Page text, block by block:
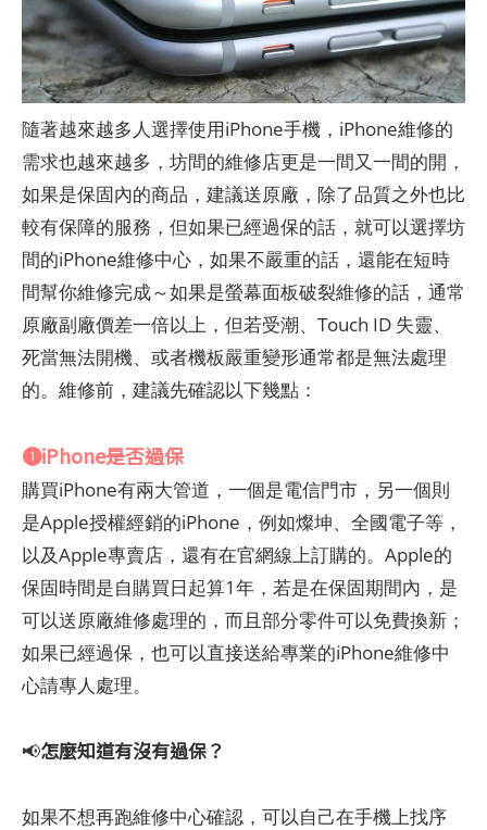
隨著越來越多人選擇使用iPhone手機，iPhone維修的
需求也越來越多，坊間的維修店更是一間又一間的開，
如果是保固內的商品，建議送原廠，除了品質之外也比
較有保障的服務，但如果已經過保的話，就可以選擇坊
間的iPhone維修中心，如果不嚴重的話，還能在短時
間幫你維修完成～如果是螢幕面板破裂維修的話，通常
原廠副廠價差一倍以上，但若受潮、Touch ID 失靈、
死當無法開機、或者機板嚴重變形通常都是無法處理
的。維修前，建議先確認以下幾點：
❶iPhone是否過保
購買iPhone有兩大管道，一個是電信門市，另一個則
是Apple授權經銷的iPhone，例如燦坤、全國電子等，
以及Apple專賣店，還有在官網線上訂購的。Apple的
保固時間是自購買日起算1年，若是在保固期間內，是
可以送原廠維修處理的，而且部分零件可以免費換新；
如果已經過保，也可以直接送給專業的iPhone維修中
心請專人處理。
📢怎麼知道有沒有過保？
如果不想再跑維修中心確認，可以自己在手機上找序